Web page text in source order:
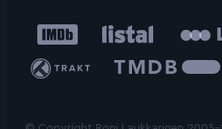
IMDb Listal
Trakt
Database